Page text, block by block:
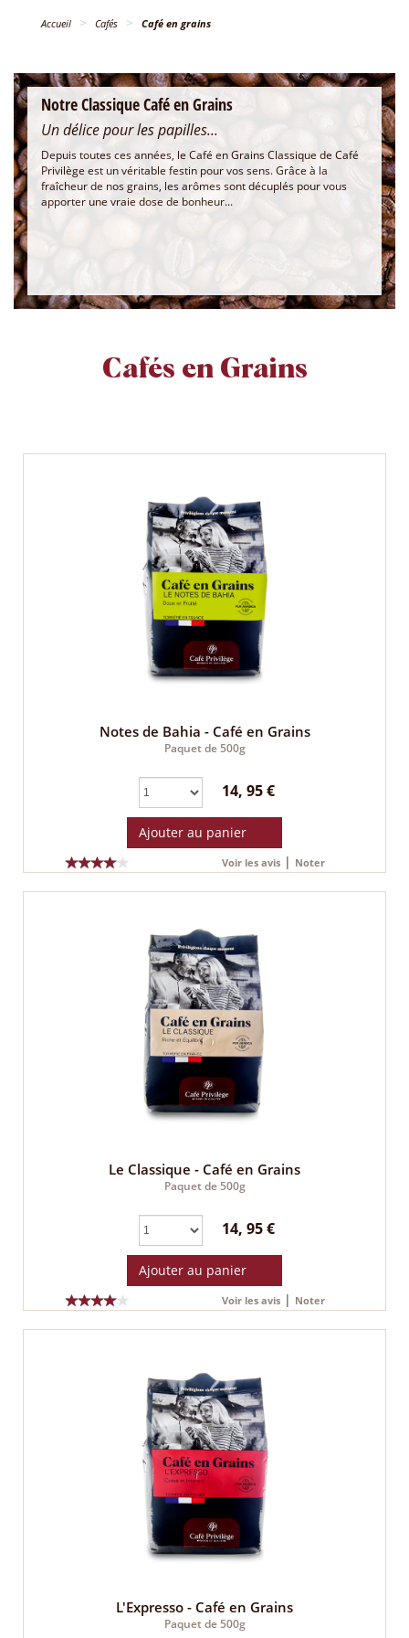
Accueil Cafés Café en grains
Notre Classique Café en Grains
Un délice pour les papilles...
Depuis toutes ces années, le Café en Grains Classique de Café
Privilège est un véritable festin pour vos sens. Grâce à la
fraîcheur de nos grains, les arômes sont décuplés pour vous
apporter une vraie dose de bonheur...
Cafés en Grains
Notes de Bahia - Café en Grains
Paquet de 500g
14, 95 €
Ajouter au panier
Voir les avis| Noter
Le Classique - Café en Grains
Paquet de 500g
14, 95 €
Ajouter au panier
Voir les avis| Noter
L'Expresso - Café en Grains
Paquet de 500g